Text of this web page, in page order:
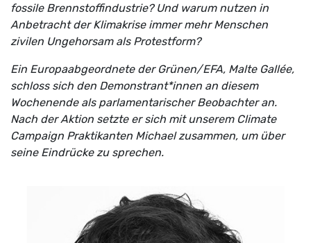
fossile Brennstoffindustrie? Und warum nutzen in
Anbetracht der Klimakrise immer mehr Menschen
zivilen Ungehorsam als Protestform?
Ein Europaabgeordnete der Grünen/EFA, Malte Gallée,
schloss sich den Demonstrant*innen an diesem
Wochenende als parlamentarischer Beobachter an.
Nach der Aktion setzte er sich mit unserem Climate
Campaign Praktikanten Michael zusammen, um über
seine Eindrücke zu sprechen.